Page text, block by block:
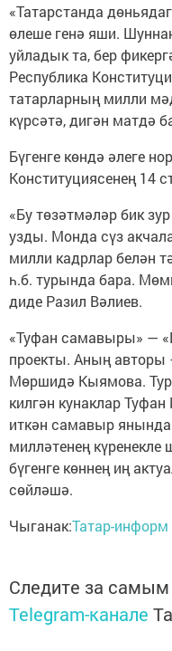
«Татарстанда
өлеше генә яши.
уйладык та, бер
Республика
татарларның милли
күрсәтә, дигән матдә
Бүгенге көндә әлеге
Конституциясенең 14
«Бу төзәтмәләр бик
узды. Монда сүз
милли кадрлар белән
һ.б. турында бара.
диде Разил Вәлиев.
«Туфан самавыры» —
проекты. Аның авторы
Мөршидә Кыямова.
килгән кунаклар
иткән самавыр
милләтенең
бүгенге көннең иң
сөйләшә.
Чыганак:Татар-информ
Следите за
Telegram-канале